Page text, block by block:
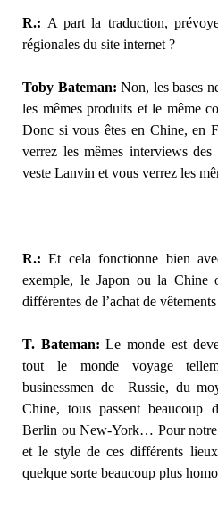
R.: A part la traduction,
régionales du site internet ?
Toby Bateman: Non, les bases
les mêmes produits et le même
Donc si vous êtes en Chine, en
verrez les mêmes interviews des
veste Lanvin et vous verrez les
R.: Et cela fonctionne bien
exemple, le Japon ou la Chine
différentes de l’achat de
T. Bateman: Le monde est
tout le monde voyage
businessmen de Russie, du
Chine, tous passent beaucoup
Berlin ou New-York… Pour notre
et le style de ces différents
quelque sorte beaucoup plus